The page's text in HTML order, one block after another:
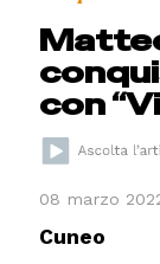
con
08 marzo
Cuneo